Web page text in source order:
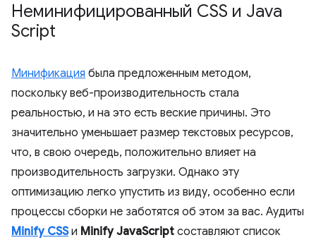
Неминифицированный CSS и Java
Script
Минификация была предложенным методом,
поскольку веб-производительность стала
реальностью, и на это есть веские причины. Это
значительно уменьшает размер текстовых ресурсов,
что, в свою очередь, положительно влияет на
производительность загрузки. Однако эту
оптимизацию легко упустить из виду, особенно если
процессы сборки не заботятся об этом за вас. Аудиты
Minify CSSи Minify JavaScript составляют список